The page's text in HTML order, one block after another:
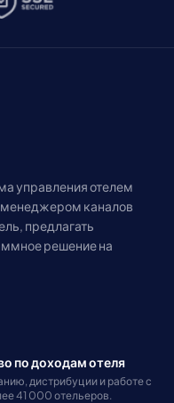
управления отелем
каналов
предлагать
решение на
по доходам отеля
дистрибуции и работе с
41 000 отельеров.